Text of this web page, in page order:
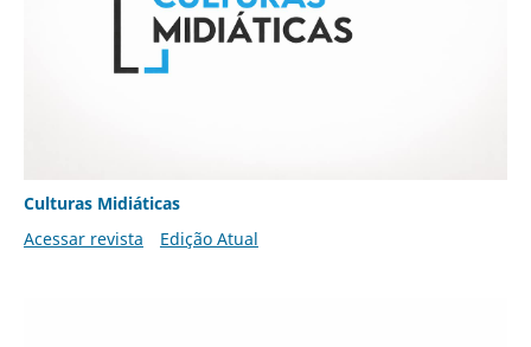
Culturas Midiáticas
Acessar revista
Edição Atual